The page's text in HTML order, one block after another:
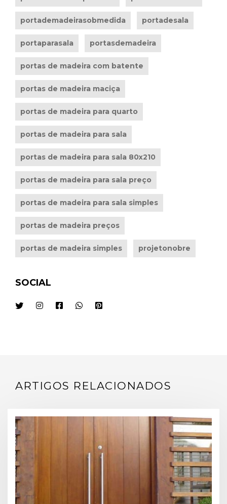
portademadeirasobmedida portadesala
portaparasala portasdemadeira
portas de madeira com batente
portas de madeira maciça
portas de madeira para quarto
portas de madeira para sala
portas de madeira para sala 80x210
portas de madeira para sala preço
portas de madeira para sala simples
portas de madeira preços
portas de madeira simples projetonobre
SOCIAL
ARTIGOS RELACIONADOS